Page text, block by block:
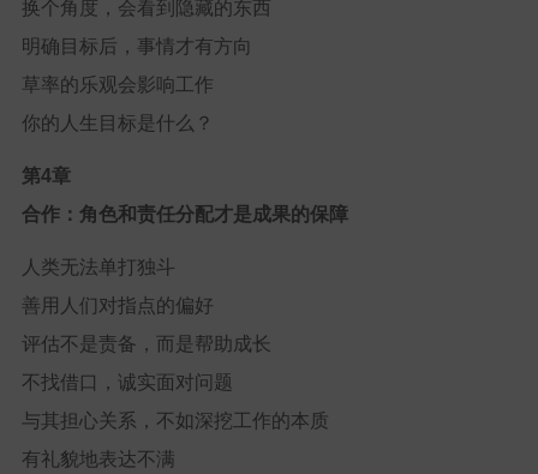
换个角度，会看到隐藏的东西
明确目标后，事情才有方向
草率的乐观会影响工作
你的人生目标是什么？
第4章
合作：角色和责任分配才是成果的保障
人类无法单打独斗
善用人们对指点的偏好
评估不是责备，而是帮助成长
不找借口，诚实面对问题
与其担心关系，不如深挖工作的本质
有礼貌地表达不满